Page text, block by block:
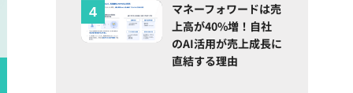
マネーフォワードは売
上高が40%増！自社
のAI活用が売上成長に
直結する理由